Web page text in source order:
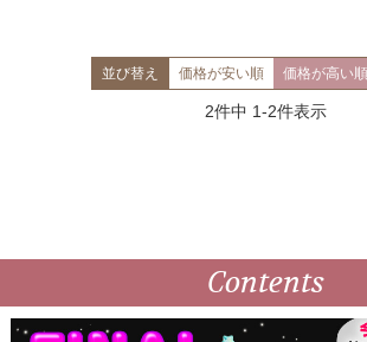
並び替え 価格が安い順 価格が高い順
2件中 1-2件表示
Contents